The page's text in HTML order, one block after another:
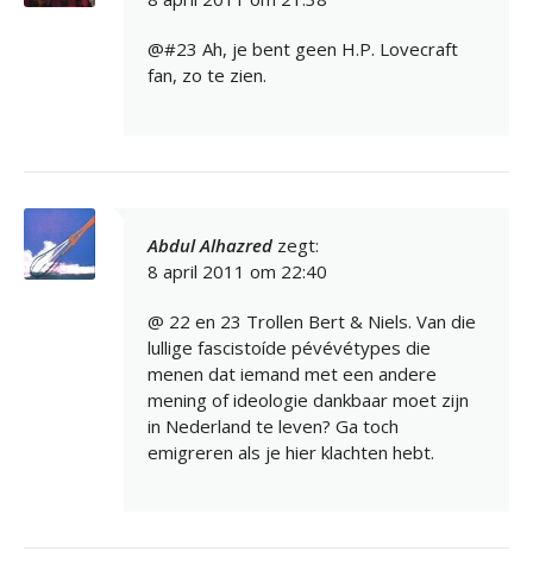
@#23 Ah, je bent geen H.P. Lovecraft
fan, zo te zien.
Abdul Alhazred zegt:
8 april 2011 om 22:40
@ 22 en 23 Trollen Bert & Niels. Van die
lullige fascistoíde pévévétypes die
menen dat iemand met een andere
mening of ideologie dankbaar moet zijn
in Nederland te leven? Ga toch
emigreren als je hier klachten hebt.